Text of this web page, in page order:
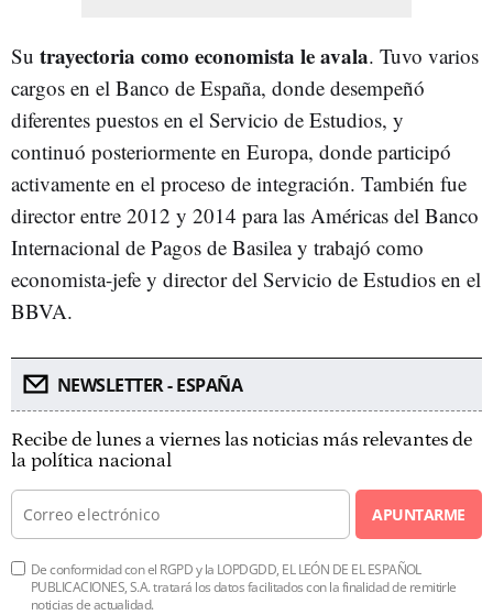
Su trayectoria como economista le avala. Tuvo varios
cargos en el Banco de España, donde desempeñó
diferentes puestos en el Servicio de Estudios, y
continuó posteriormente en Europa, donde participó
activamente en el proceso de integración. También fue
director entre 2012 y 2014 para las Américas del Banco
Internacional de Pagos de Basilea y trabajó como
economista-jefe y director del Servicio de Estudios en el
BBVA.
NEWSLETTER - ESPAÑA
Recibe de lunes a viernes las noticias más relevantes de
la política nacional
APUNTARME
De conformidad con el RGPD y la LOPDGDD, EL LEÓN DE EL ESPAÑOL
PUBLICACIONES, S.A. tratará los datos facilitados con la finalidad de remitirle
noticias de actualidad.